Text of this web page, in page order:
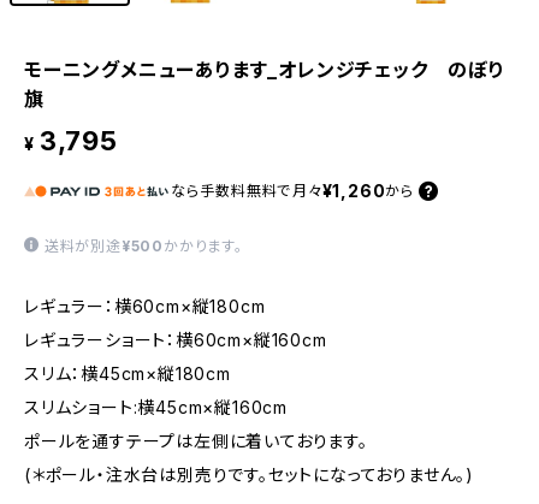
モーニングメニューあります_オレンジチェック のぼり
旗
¥ 3,795
なら 手数料無料で 月々¥1,260から
送料が別途 ¥500 かかります。
レギュラー：横60cm×縦180cm
レギュラーショート：横60cm×縦160cm
スリム：横45cm×縦180cm
スリムショート:横45cm×縦160cm
ポールを通すテープは左側に着いております。
(＊ポール・注水台は別売りです。セットになっておりません。)